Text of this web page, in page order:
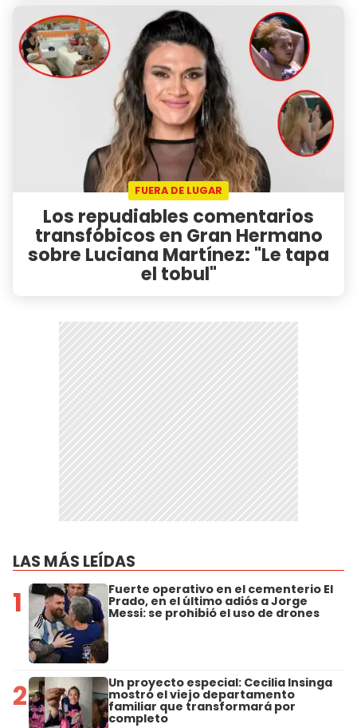
FUERA DE LUGAR
Los repudiables comentarios
transfóbicos en Gran Hermano
sobre Luciana Martínez: "Le tapa
el tobul"
LAS MÁS LEÍDAS
1 Fuerte operativo en el cementerio El
Prado, en el último adiós a Jorge
Messi: se prohibió el uso de drones
2 Un proyecto especial: Cecilia Insinga
mostró el viejo departamento
familiar que transformará por
completo